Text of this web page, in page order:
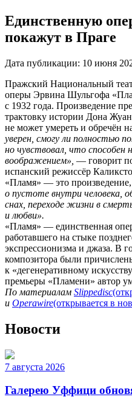
Единственную
покажут в Праге
Дата публикации: 10 июня
Пражский Национальный
оперы Эрвина Шульгофа
с 1932 года. Произведение
трактовку истории Дона
не может умереть и обречён
уверен, смогу ли полностью
но чувствовал, что способен
воображением», — говорит
испанский режиссёр
«Пламя» — это произведение,
о пустоте внутри человека,
снах, переходе жизни в
и любви».
«Пламя» — единственная
работавшего на стыке
экспрессионизма и джаза. В
композитора были
к «дегенеративному
премьеры «Пламени» автор
По материалам Slippedisc
и Operawire(открывается в
Новости
7 августа 2026
Галерею Уффици